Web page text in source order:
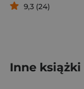
9,3 (24)
Inne książki